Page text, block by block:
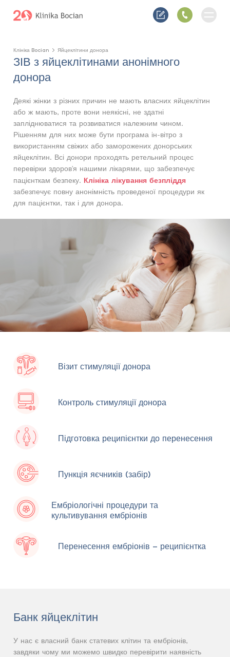
Клініка Bocian Яйцеклітини донора
ЗІВ з яйцеклітинами анонімного
донора
Деякі жінки з різних причин не мають власних яйцеклітин
або ж мають, проте вони неякісні, не здатні
запліднюватися та розвиватися належним чином.
Рішенням для них може бути програма ін-вітро з
використанням свіжих або заморожених донорських
яйцеклітин. Всі донори проходять ретельний процес
перевірки здоров'я нашими лікарями, що забезпечує
пацієнткам безпеку. Клініка лікування безпліддя
забезпечує повну анонімність проведеної процедури як
для пацієнтки, так і для донора.
Візит стимуляції донора
Контроль стимуляції донора
Підготовка реципієнтки до перенесення
Пункція яєчників (забір)
Ембріологічні процедури та
культивування ембріонів
Перенесення ембріонів – реципієнтка
Банк яйцеклітин
У нас є власний банк статевих клітин та ембріонів,
завдяки чому ми можемо швидко перевірити наявність